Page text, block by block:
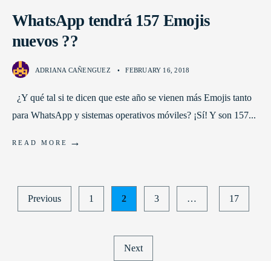
WhatsApp tendrá 157 Emojis
nuevos ??
ADRIANA CAÑENGUEZ • FEBRUARY 16, 2018
¿Y qué tal si te dicen que este año se vienen más Emojis tanto
para WhatsApp y sistemas operativos móviles? ¡Sí! Y son 157...
READ MORE →
Posts
pagination
Previous 1 2 3 … 17
Next